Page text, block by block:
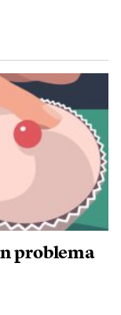
problema